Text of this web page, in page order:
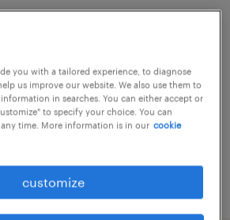
per year, 年収375 ～
2025
you with a tailored experience, to diagnose
us improve our website. We also use them to
in searches. You can either accept or
to specify your choice. You can
time. More information is in our cookie
customize